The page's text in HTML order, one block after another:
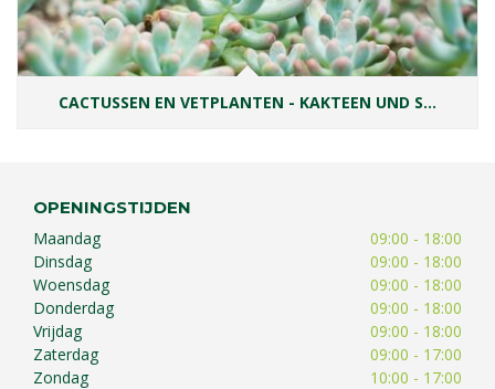
CACTUSSEN EN VETPLANTEN - KAKTEEN UND S…
OPENINGSTIJDEN
Maandag
09:00 - 18:00
Dinsdag
09:00 - 18:00
Woensdag
09:00 - 18:00
Donderdag
09:00 - 18:00
Vrijdag
09:00 - 18:00
Zaterdag
09:00 - 17:00
Zondag
10:00 - 17:00